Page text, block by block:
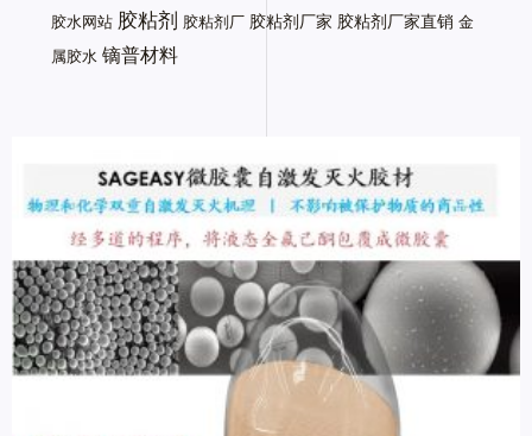
胶水网站 胶粘剂 胶粘剂厂 胶粘剂厂家 胶粘剂厂家直销 金
属胶水 镝普材料